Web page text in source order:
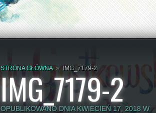
STRONA GŁÓWNA » IMG_7179-2
IMG_7179-2
OPUBLIKOWANO DNIA KWIECIEŃ 17, 2018 W